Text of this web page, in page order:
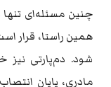
چنین مسئله‌ای
همین راستا، قرار
شود. دم‌پارتی نیز
مادری، پایان